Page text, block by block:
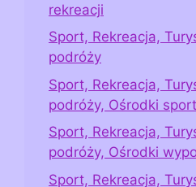
rekreacji
Sport, Rekreacja,
podróży
Sport, Rekreacja,
podróży, Ośrodki
Sport, Rekreacja,
podróży, Ośrodki
Sport, Rekreacja,